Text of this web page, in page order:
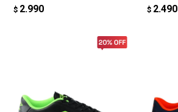
$ 2.990 $ 2.490